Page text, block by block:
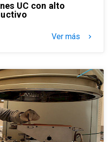
UC con alto
Ver más keyboard_arrow_right